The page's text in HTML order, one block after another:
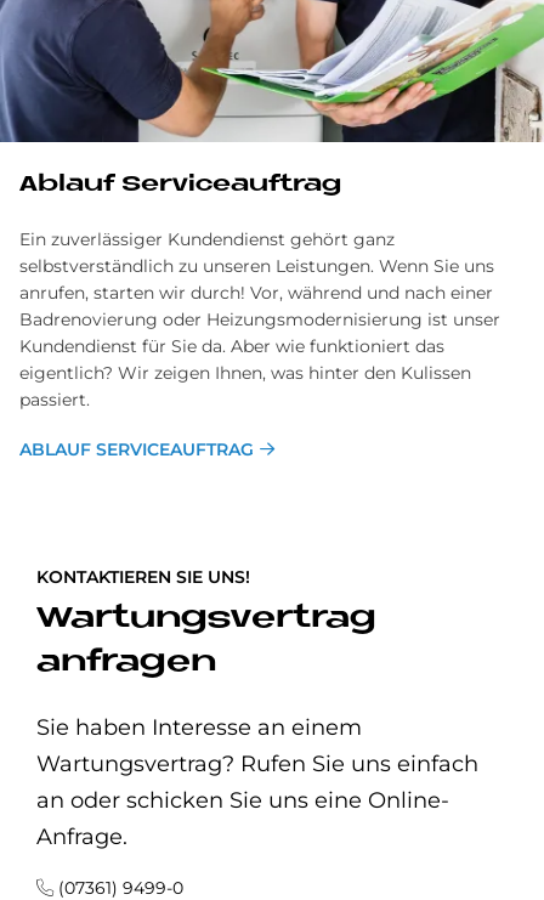
Ablauf Serviceauftrag
Ein zuverlässiger Kundendienst gehört ganz
selbstverständlich zu unseren Leistungen. Wenn Sie uns
anrufen, starten wir durch! Vor, während und nach einer
Badrenovierung oder Heizungsmodernisierung ist unser
Kundendienst für Sie da. Aber wie funktioniert das
eigentlich? Wir zeigen Ihnen, was hinter den Kulissen
passiert.
ABLAUF SERVICEAUFTRAG
KONTAKTIEREN SIE UNS!
Wartungsvertrag
anfragen
Sie haben Interesse an einem
Wartungsvertrag? Rufen Sie uns einfach
an oder schicken Sie uns eine Online-
Anfrage.
(07361) 9499-0